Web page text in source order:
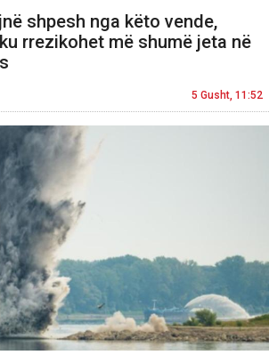
shpesh nga këto vende,
rrezikohet më shumë jeta në
5 Gusht, 11:52